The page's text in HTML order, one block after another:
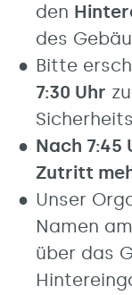
den
des
Bitte
7:30 Uhr
Nach 7:45
Zutritt
Unser
Namen
über das